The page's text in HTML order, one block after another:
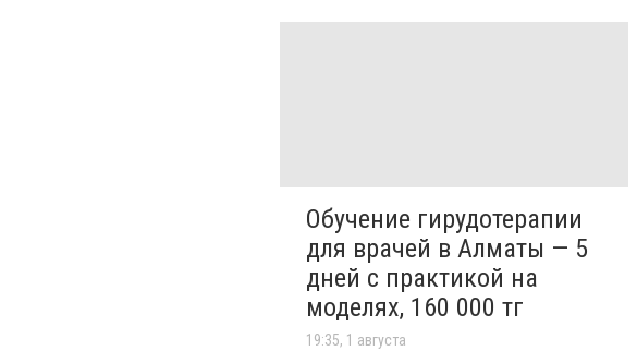
Обучение гирудотерапии
для врачей в Алматы — 5
дней с практикой на
моделях, 160 000 тг
19:35, 1 августа